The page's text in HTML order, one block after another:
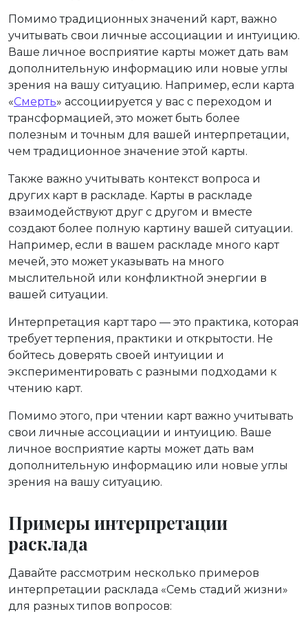
Помимо традиционных значений карт, важно
учитывать свои личные ассоциации и интуицию.
Ваше личное восприятие карты может дать вам
дополнительную информацию или новые углы
зрения на вашу ситуацию. Например, если карта
«Смерть» ассоциируется у вас с переходом и
трансформацией, это может быть более
полезным и точным для вашей интерпретации,
чем традиционное значение этой карты.
Также важно учитывать контекст вопроса и
других карт в раскладе. Карты в раскладе
взаимодействуют друг с другом и вместе
создают более полную картину вашей ситуации.
Например, если в вашем раскладе много карт
мечей, это может указывать на много
мыслительной или конфликтной энергии в
вашей ситуации.
Интерпретация карт таро — это практика, которая
требует терпения, практики и открытости. Не
бойтесь доверять своей интуиции и
экспериментировать с разными подходами к
чтению карт.
Помимо этого, при чтении карт важно учитывать
свои личные ассоциации и интуицию. Ваше
личное восприятие карты может дать вам
дополнительную информацию или новые углы
зрения на вашу ситуацию.
Примеры интерпретации
расклада
Давайте рассмотрим несколько примеров
интерпретации расклада «Семь стадий жизни»
для разных типов вопросов: